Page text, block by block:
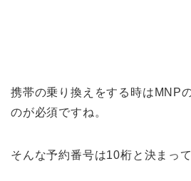
携帯の乗り換えをする時はMNP
のが必須ですね。
そんな予約番号は10桁と決まって